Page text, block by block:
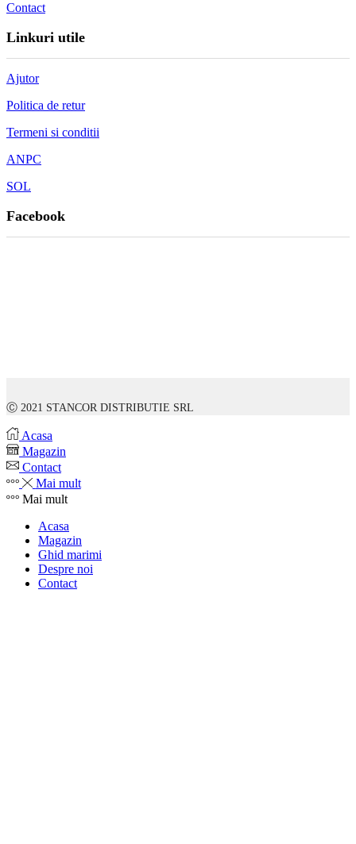
Contact
Linkuri utile
Ajutor
Politica de retur
Termeni si conditii
ANPC
SOL
Facebook
Ⓒ 2021 STANCOR DISTRIBUTIE SRL
Acasa
Magazin
Contact
Mai mult
Mai mult
Acasa
Magazin
Ghid marimi
Despre noi
Contact